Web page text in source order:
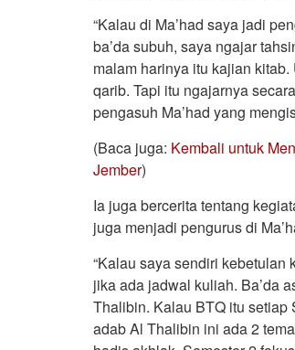
“Kalau di Ma’had saya jadi
ba’da subuh, saya ngajar
malam harinya itu kajian
qarib. Tapi itu ngajarnya
pengasuh Ma’had yang
(Baca juga: Kembali untuk
Jember)
Ia juga bercerita tentang
juga menjadi pengurus di
“Kalau saya sendiri kebetulan
jika ada jadwal kuliah. Ba’da
Thalibin. Kalau BTQ itu setiap
adab Al Thalibin ini ada 2